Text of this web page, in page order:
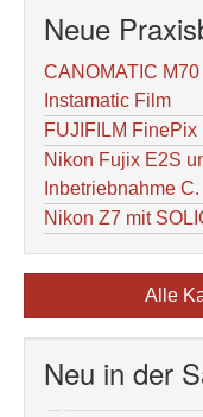
Neue
CANOMATIC
Instamatic Film
FUJIFILM
Nikon Fujix E2S
Inbetriebnahme
Nikon Z7 mit
Alle
Neu in der